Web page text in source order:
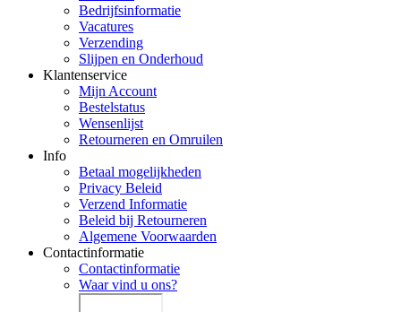
Bedrijfsinformatie
Vacatures
Verzending
Slijpen en Onderhoud
Klantenservice
Mijn Account
Bestelstatus
Wensenlijst
Retourneren en Omruilen
Info
Betaal mogelijkheden
Privacy Beleid
Verzend Informatie
Beleid bij Retourneren
Algemene Voorwaarden
Contactinformatie
Contactinformatie
Waar vind u ons?